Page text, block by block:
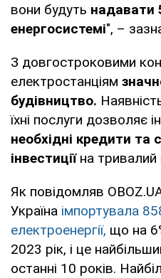
вони будуть надавати
енергосистемі", –
З довгостроковими
електростанціям
будівництво.
їхні послуги дозволяє
необхідні кредити та
інвестиції на тривалий
Як повідомляв
Україна імпортувала
електроенергії, що на
2023 рік, і це
останні 10 років.